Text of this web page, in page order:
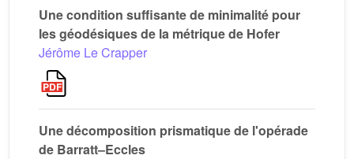
Une condition suffisante de minimalité pour
les géodésiques de la métrique de Hofer
Jérôme Le Crapper
Une décomposition prismatique de l'opérade
de Barratt–Eccles